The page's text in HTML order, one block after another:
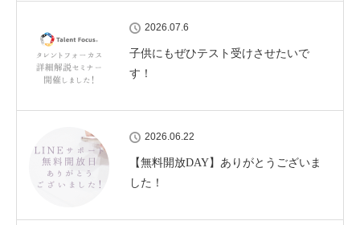
2026.07.6
子供にもぜひテスト受けさせたいで
す！
2026.06.22
【無料開放DAY】ありがとうございま
した！